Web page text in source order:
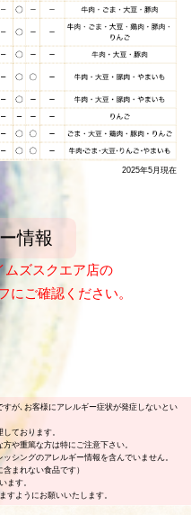
2025年5月現在
情報
ズスクエア店の
にご確認ください。
が､お客様にアレルギー症状が発症しないとい
ております。
や重篤な方は特にご注意下さい。
シングのアレルギー情報を含んでいません。
まれない食品です）
ます。
ようにお願いいたします。